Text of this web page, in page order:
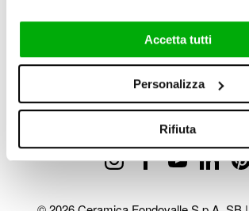
Accetta tutti
Personalizza
Rifiuta
Send